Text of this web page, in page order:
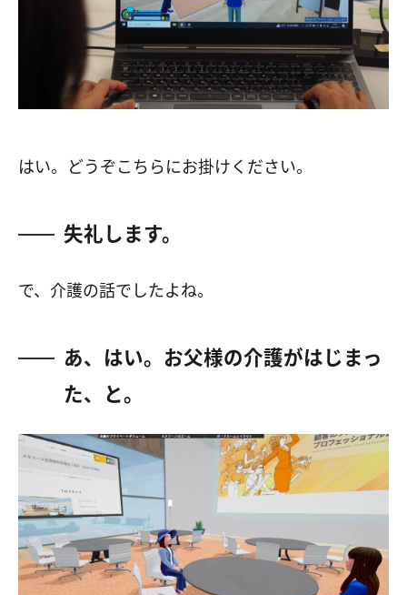
はい。どうぞこちらにお掛けください。
失礼します。
で、介護の話でしたよね。
あ、はい。お父様の介護がはじまっ
た、と。